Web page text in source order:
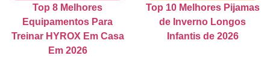
Top 8 Melhores
Equipamentos Para
Treinar HYROX Em Casa
Em 2026
Top 10 Melhores Pijamas
de Inverno Longos
Infantis de 2026